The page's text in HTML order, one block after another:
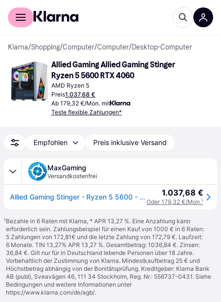
Für Shopper
Klarna/Shopping/Computer/Computer/Desktop-Computer
Allied Gaming Allied Gaming Stinger
Ryzen 5 5600 RTX 4060
AMD Ryzen 5
Preis1.037,68 €
Ab 179,32 €/Mon. mit
Teste flexible Zahlungen*
Empfohlen Preis inklusive Versand
MaxGaming
Versandkostenfrei
Allied Gaming Stinger - Ryzen 5 5600 - RTX 5060 Gaming-PC 1.037,68 €
Oder 179,32 €/Mon.¹
¹Bezahle in 6 Raten mit Klarna, * APR 13,27 %. Eine Anzahlung kann
erforderlich sein. Zahlungsbeispiel für einen Kauf von 1000 € in 6 Raten:
5 Zahlungen von 172,81€ und die letzte Zahlung von 172,79 €. Laufzeit:
6 Monate. TIN 13,27% APR 13,27 %. Gesamtbetrag: 1036,84 €. Zinsen:
36,84 €. Gilt nur für in Deutschland lebende Personen über 18 Jahre.
Vorbehaltlich der Zustimmung von Klarna. Mindestkaufbetrag 25 € und
Höchstbetrag abhängig von der Bonitätsprüfung. Kreditgeber: Klarna Bank
AB (publ), Sveavägen 46, 111 34 Stockholm, Reg. Nr.: 556737-0431. Siehe
Bedingungen und weitere Informationen unter
https://www.klarna.com/de/agb/.